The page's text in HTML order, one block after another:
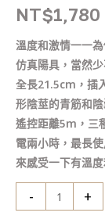
NT$1,780
溫度和激情一一
仿真陽具，當然少
全長21.5cm，插
形陰莖的青筋和
遙控距離5m，三
電兩小時，最長
來感受一下有溫
-
陽
數
量
+